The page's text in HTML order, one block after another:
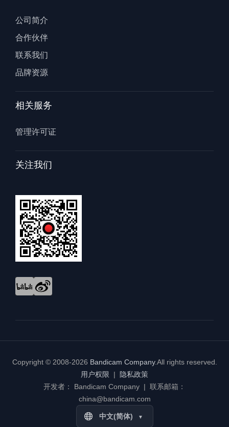
公司简介
合作伙伴
联系我们
品牌资源
相关服务
管理许可证
关注我们
Copyright © 2008-2026 Bandicam Company.All rights reserved.
用户权限 |
隐私政策
开发者： Bandicam Company | 联系邮箱：
china@bandicam.com
中文(简体) ▼